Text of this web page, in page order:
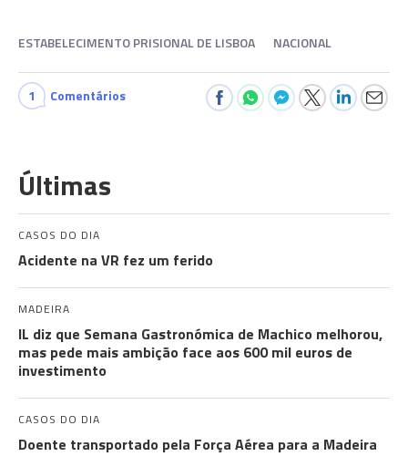
ESTABELECIMENTO PRISIONAL DE LISBOA NACIONAL
1 Comentários
Últimas
CASOS DO DIA
Acidente na VR fez um ferido
MADEIRA
IL diz que Semana Gastronómica de Machico melhorou,
mas pede mais ambição face aos 600 mil euros de
investimento
CASOS DO DIA
Doente transportado pela Força Aérea para a Madeira